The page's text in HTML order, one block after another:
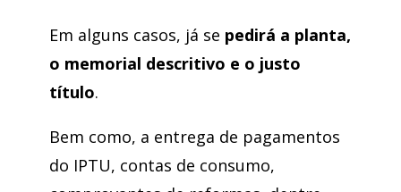
Em alguns casos, já se pedirá a planta,
o memorial descritivo e o justo
título.
Bem como, a entrega de pagamentos
do IPTU, contas de consumo,